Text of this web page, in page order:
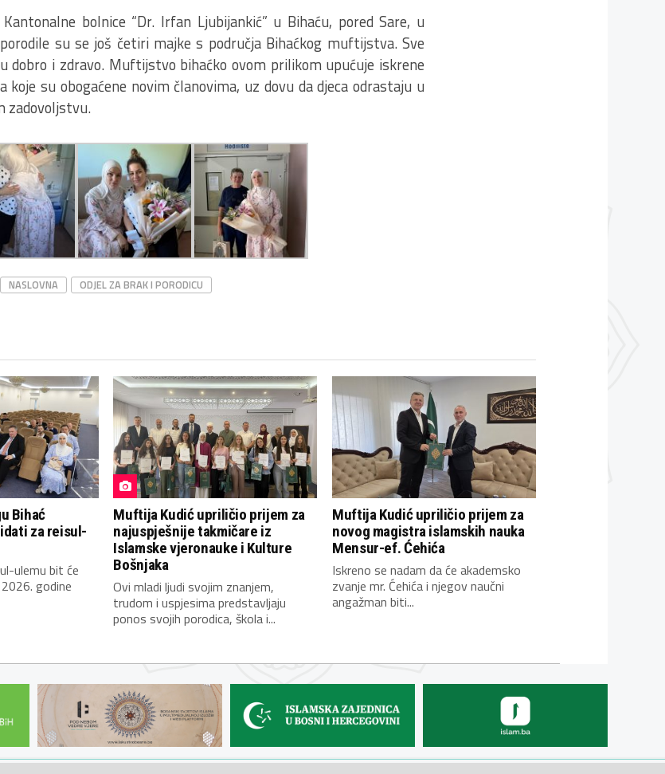
bolnice “Dr. Irfan Ljubijankić” u Bihaću, pored Sare, u
su se još četiri majke s područja Bihaćkog muftijstva. Sve
dobro i zdravo. Muftijstvo bihaćko ovom prilikom upućuje iskrene
koje su obogaćene novim članovima, uz dovu da djeca odrastaju u
zadovoljstvu.
NASLOVNA ODJEL ZA BRAK I PORODICU
Bihać
za reisul-
ulemu bit će
godine
Muftija Kudić upriličio prijem za
najuspješnije takmičare iz
Islamske vjeronauke i Kulture
Bošnjaka
Ovi mladi ljudi svojim znanjem,
trudom i uspjesima predstavljaju
ponos svojih porodica, škola i...
Muftija Kudić upriličio prijem za
novog magistra islamskih nauka
Mensur-ef. Ćehića
Iskreno se nadam da će akademsko
zvanje mr. Ćehića i njegov naučni
angažman biti...